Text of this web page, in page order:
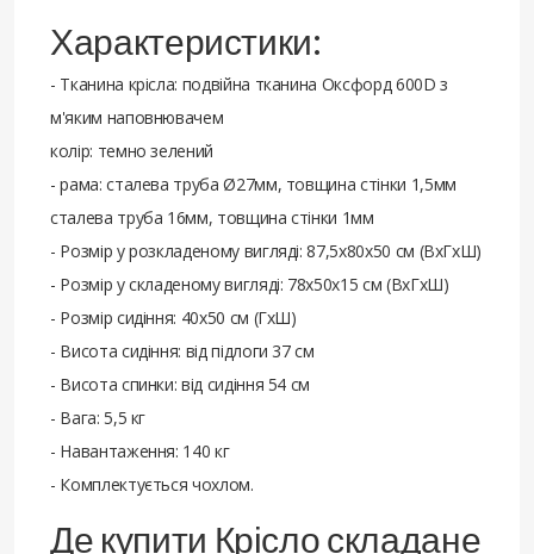
Характеристики:
- Тканина крісла: подвійна тканина Оксфорд 600D з
м'яким наповнювачем
колір: темно зелений
- рама: сталева труба Ø27мм, товщина стінки 1,5мм
сталева труба 16мм, товщина стінки 1мм
- Розмір у розкладеному вигляді: 87,5х80х50 см (ВхГхШ)
- Розмір у складеному вигляді: 78х50х15 см (ВхГхШ)
- Розмір сидіння: 40х50 см (ГхШ)
- Висота сидіння: від підлоги 37 см
- Висота спинки: від сидіння 54 см
- Вага: 5,5 кг
- Навантаження: 140 кг
- Комплектується чохлом.
Де купити Крісло складане